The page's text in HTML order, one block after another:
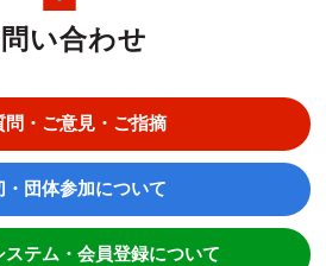
い合わせ
問・ご意見・ご指摘
・団体参加について
ステム・会員登録について